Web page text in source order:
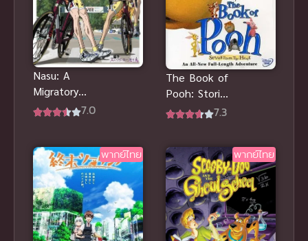
Nasu: A
Migratory
Bird with
เหินฟ้าลุย
ญี่ปุ่น
7.0
The Book of
Pooh: Stories
from the
รักเพื่อนแท้
7.3
พากย์ไทย พากย์ไทย